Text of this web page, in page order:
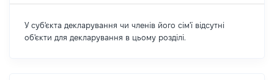
У суб'єкта декларування чи членів його сім'ї відсутні
об'єкти для декларування в цьому розділі.